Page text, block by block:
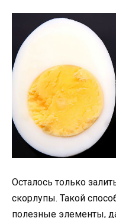
Осталось только
скорлупы. Такой
полезные элементы,